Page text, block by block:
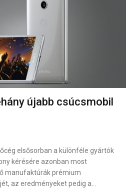
újabb csúcsmobil
elsősorban a különféle gyártók
kérésére azonban most
manufaktúrák prémium
az eredményeket pedig a…